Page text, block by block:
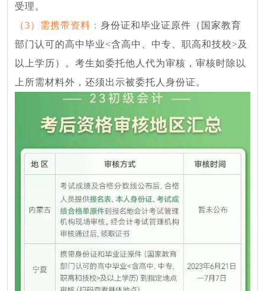
受理。
（3）需携带资料： 身份证和毕业证原件（国家教育
部门认可的高中毕业<含高中、中专、职高和技校>及
以上学历）。考生如委托他人代为审核，审核时除以
上所需材料外，还须出示被委托人身份证。